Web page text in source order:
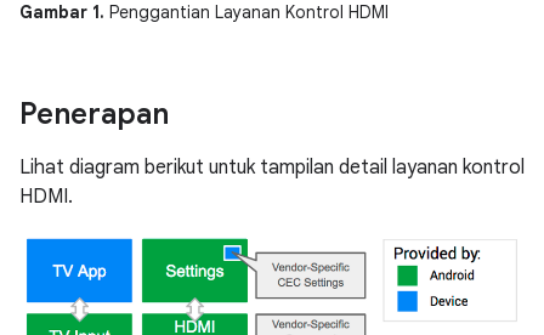
Gambar 1. Penggantian Layanan Kontrol HDMI
Penerapan
Lihat diagram berikut untuk tampilan detail layanan kontrol
HDMI.